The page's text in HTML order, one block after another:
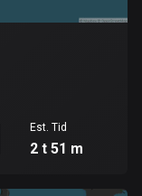
Est. Tid
2 t 51 m